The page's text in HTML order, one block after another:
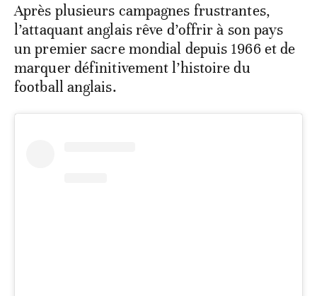
Après plusieurs campagnes frustrantes,
l’attaquant anglais rêve d’offrir à son pays
un premier sacre mondial depuis 1966 et de
marquer définitivement l’histoire du
football anglais.